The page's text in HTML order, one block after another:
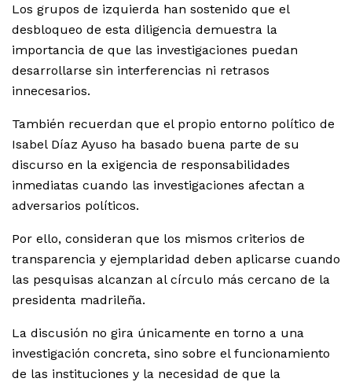
Los grupos de izquierda han sostenido que el
desbloqueo de esta diligencia demuestra la
importancia de que las investigaciones puedan
desarrollarse sin interferencias ni retrasos
innecesarios.
También recuerdan que el propio entorno político de
Isabel Díaz Ayuso ha basado buena parte de su
discurso en la exigencia de responsabilidades
inmediatas cuando las investigaciones afectan a
adversarios políticos.
Por ello, consideran que los mismos criterios de
transparencia y ejemplaridad deben aplicarse cuando
las pesquisas alcanzan al círculo más cercano de la
presidenta madrileña.
La discusión no gira únicamente en torno a una
investigación concreta, sino sobre el funcionamiento
de las instituciones y la necesidad de que la